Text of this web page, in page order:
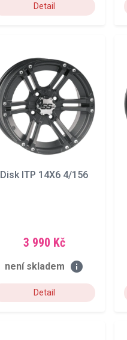
Detail
Disk ITP 14X6 4/156
3 990 Kč
není skladem info
Detail